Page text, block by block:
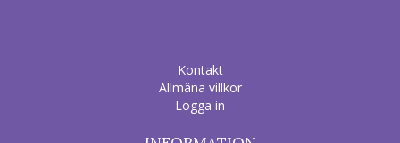
Kontakt
Allmäna villkor
Logga in